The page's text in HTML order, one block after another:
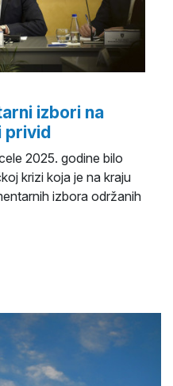
izbori na
privid
2025. godine bilo
krizi koja je na kraju
izbora održanih